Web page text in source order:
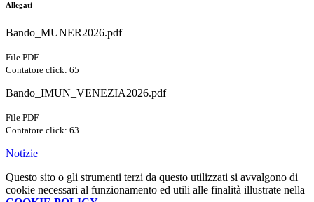
Allegati
Bando_MUNER2026.pdf
File PDF
Contatore click: 65
Bando_IMUN_VENEZIA2026.pdf
File PDF
Contatore click: 63
Notizie
Questo sito o gli strumenti terzi da questo utilizzati si avvalgono di
cookie necessari al funzionamento ed utili alle finalità illustrate nella